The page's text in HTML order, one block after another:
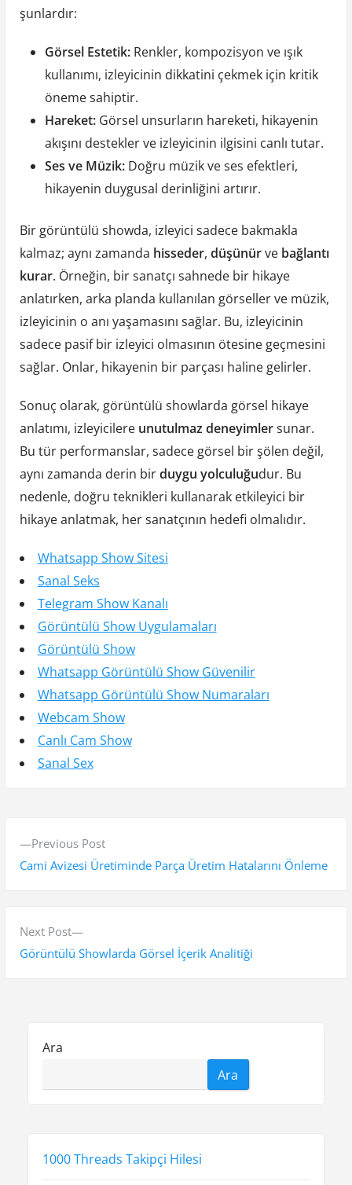
şunlardır:
Görsel Estetik:Renkler, kompozisyon ve ışık
kullanımı, izleyicinin dikkatini çekmek için kritik
öneme sahiptir.
Hareket:Görsel unsurların hareketi, hikayenin
akışını destekler ve izleyicinin ilgisini canlı tutar.
Ses ve Müzik:Doğru müzik ve ses efektleri,
hikayenin duygusal derinliğini artırır.
Bir görüntülü showda, izleyici sadece bakmakla
kalmaz; aynı zamanda hisseder, düşünürve bağlantı
kurar. Örneğin, bir sanatçı sahnede bir hikaye
anlatırken, arka planda kullanılan görseller ve müzik,
izleyicinin o anı yaşamasını sağlar. Bu, izleyicinin
sadece pasif bir izleyici olmasının ötesine geçmesini
sağlar. Onlar, hikayenin bir parçası haline gelirler.
Sonuç olarak, görüntülü showlarda görsel hikaye
anlatımı, izleyicilere unutulmaz deneyimlersunar.
Bu tür performanslar, sadece görsel bir şölen değil,
aynı zamanda derin birduygu yolculuğudur. Bu
nedenle, doğru teknikleri kullanarak etkileyici bir
hikaye anlatmak, her sanatçının hedefi olmalıdır.
Whatsapp Show Sitesi
Sanal Seks
Telegram Show Kanalı
Görüntülü Show Uygulamaları
Görüntülü Show
Whatsapp Görüntülü Show Güvenilir
Whatsapp Görüntülü Show Numaraları
Webcam Show
Canlı Cam Show
Sanal Sex
Previous PostP
r
o
Cami Avizesi Üretiminde Parça Üretim Hatalarını Önleme
Next Post
N
e
Görüntülü Showlarda Görsel İçerik Analitiği
Ara
Ara
1000 Threads Takipçi Hilesi